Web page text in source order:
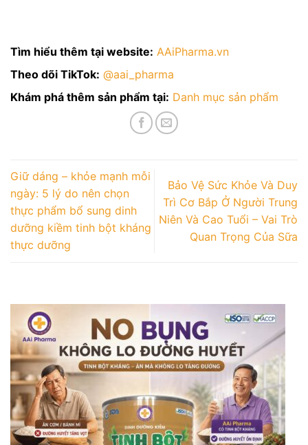
Tìm hiểu thêm tại website: AAiPharma.vn
Theo dõi TikTok: @aai_pharma
Khám phá thêm sản phẩm tại: Danh mục sản phẩm
Giữ dáng – khỏe mạnh mỗi
ngày: 5 lý do nên chọn
thực phẩm bổ sung dinh
dưỡng kiềm tinh bột kháng
thực dưỡng
Bảo Vệ Sức Khỏe Và Duy
Trì Cơ Bắp Ở Người Trung
Niên Và Cao Tuổi – Vai Trò
Quan Trọng Của Sữa